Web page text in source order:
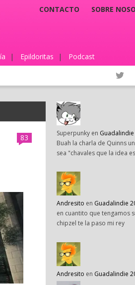
CONTACTO SOBRE
| Epildoritas | Podcast
83 Superpunky en
Buah la charla de Quinns
sea "chavales que la idea
Andresito en Guadalindie
en cuantito que tengamos
chipzel te la paso mi rey
Andresito en Guadalindie